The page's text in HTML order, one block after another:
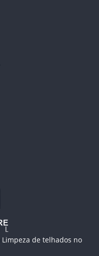
Limpeza de telhados no